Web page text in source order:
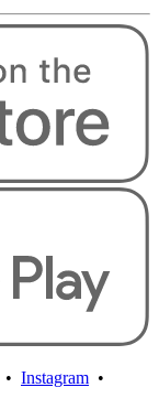
• Instagram •